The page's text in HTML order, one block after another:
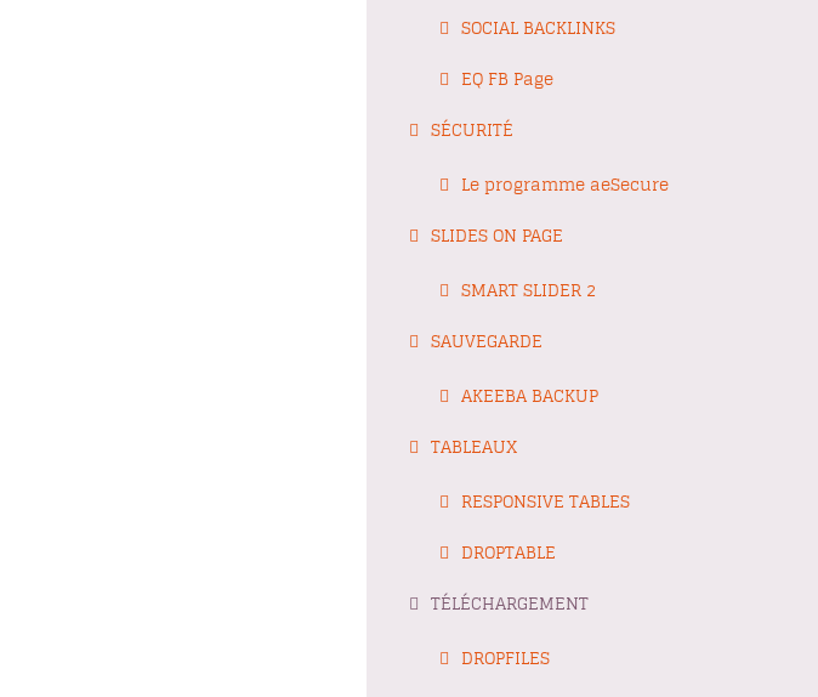
SOCIAL BACKLINKS
EQ FB Page
SÉCURITÉ
Le programme aeSecure
SLIDES ON PAGE
SMART SLIDER 2
SAUVEGARDE
AKEEBA BACKUP
TABLEAUX
RESPONSIVE TABLES
DROPTABLE
TÉLÉCHARGEMENT
DROPFILES